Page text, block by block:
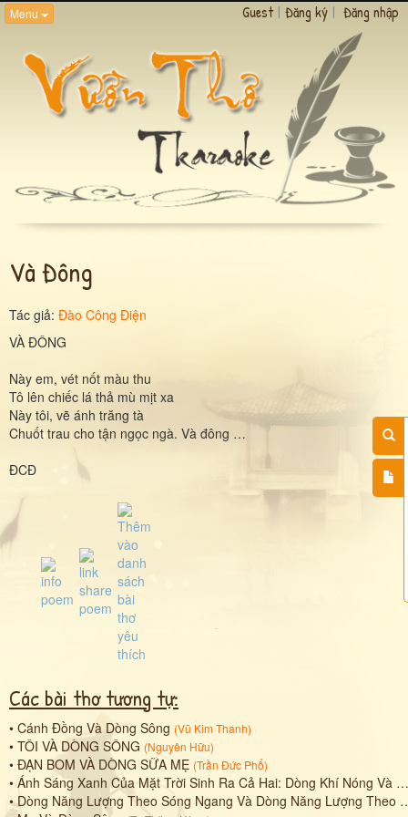
Menu Guest | Đăng ký | Đăng nhập
Và Đông
Tác giả: Đào Công Điện
VÀ ĐÔNG
Này em, vét nốt màu thu
Tô lên chiếc lá thả mù mịt xa
Này tôi, vẽ ánh trăng tà
Chuốt trau cho tận ngọc ngà. Và đông …
ĐCĐ
Các bài thơ tương tự:
• Cánh Ðồng Và Dòng Sông (Vũ Kim Thanh)
• TÔI VÀ DÒNG SÔNG (Nguyên Hữu)
• ĐẠN BOM VÀ DÒNG SỮA MẸ (Trần Đức Phổ)
• Ánh Sáng Xanh Của Mặt Trời Sinh Ra Cả Hai: Dòng Khí Nóng Và Dòng Lạnh
•Dòng Năng Lượng Theo Sóng Ngang Và Dòng Năng Lượng Theo Sóng Dọc